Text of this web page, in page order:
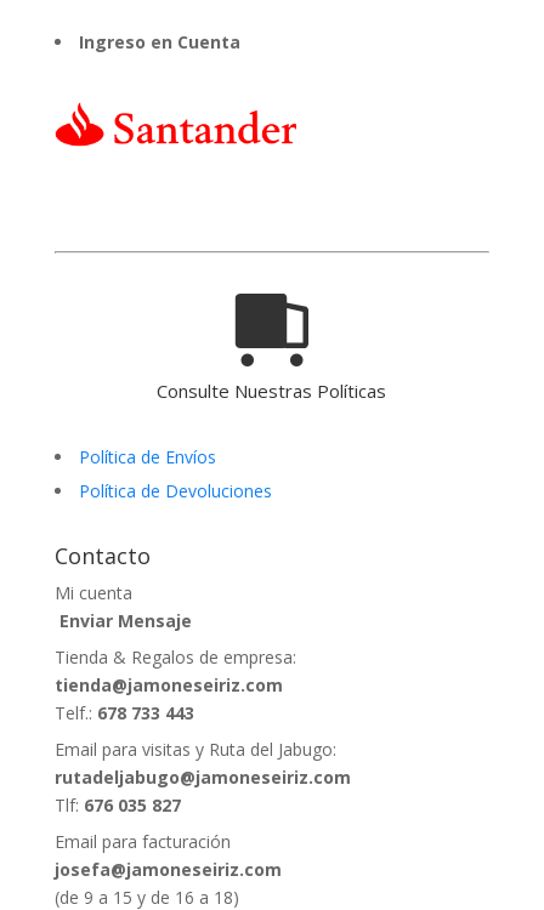
Ingreso en Cuenta
Consulte Nuestras Políticas
Política de Envíos
Política de Devoluciones
Contacto
Mi cuenta
Enviar Mensaje
Tienda & Regalos de empresa:
tienda@jamoneseiriz.com
Telf.: 678 733 443
Email para visitas y Ruta del Jabugo:
rutadeljabugo@jamoneseiriz.com
Tlf: 676 035 827
Email para facturación
josefa@jamoneseiriz.com
(de 9 a 15 y de 16 a 18)